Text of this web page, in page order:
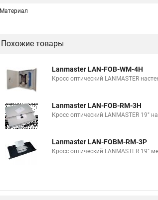
Материал
Похожие товары
Lanmaster LAN-FOB-WM-4H
Кросс оптический LANMASTER
Lanmaster LAN-FOB-RM-3H
Кросс оптический LANMASTER 19"
Lanmaster LAN-FOBM-RM-3P
Кросс оптический LANMASTER 19"